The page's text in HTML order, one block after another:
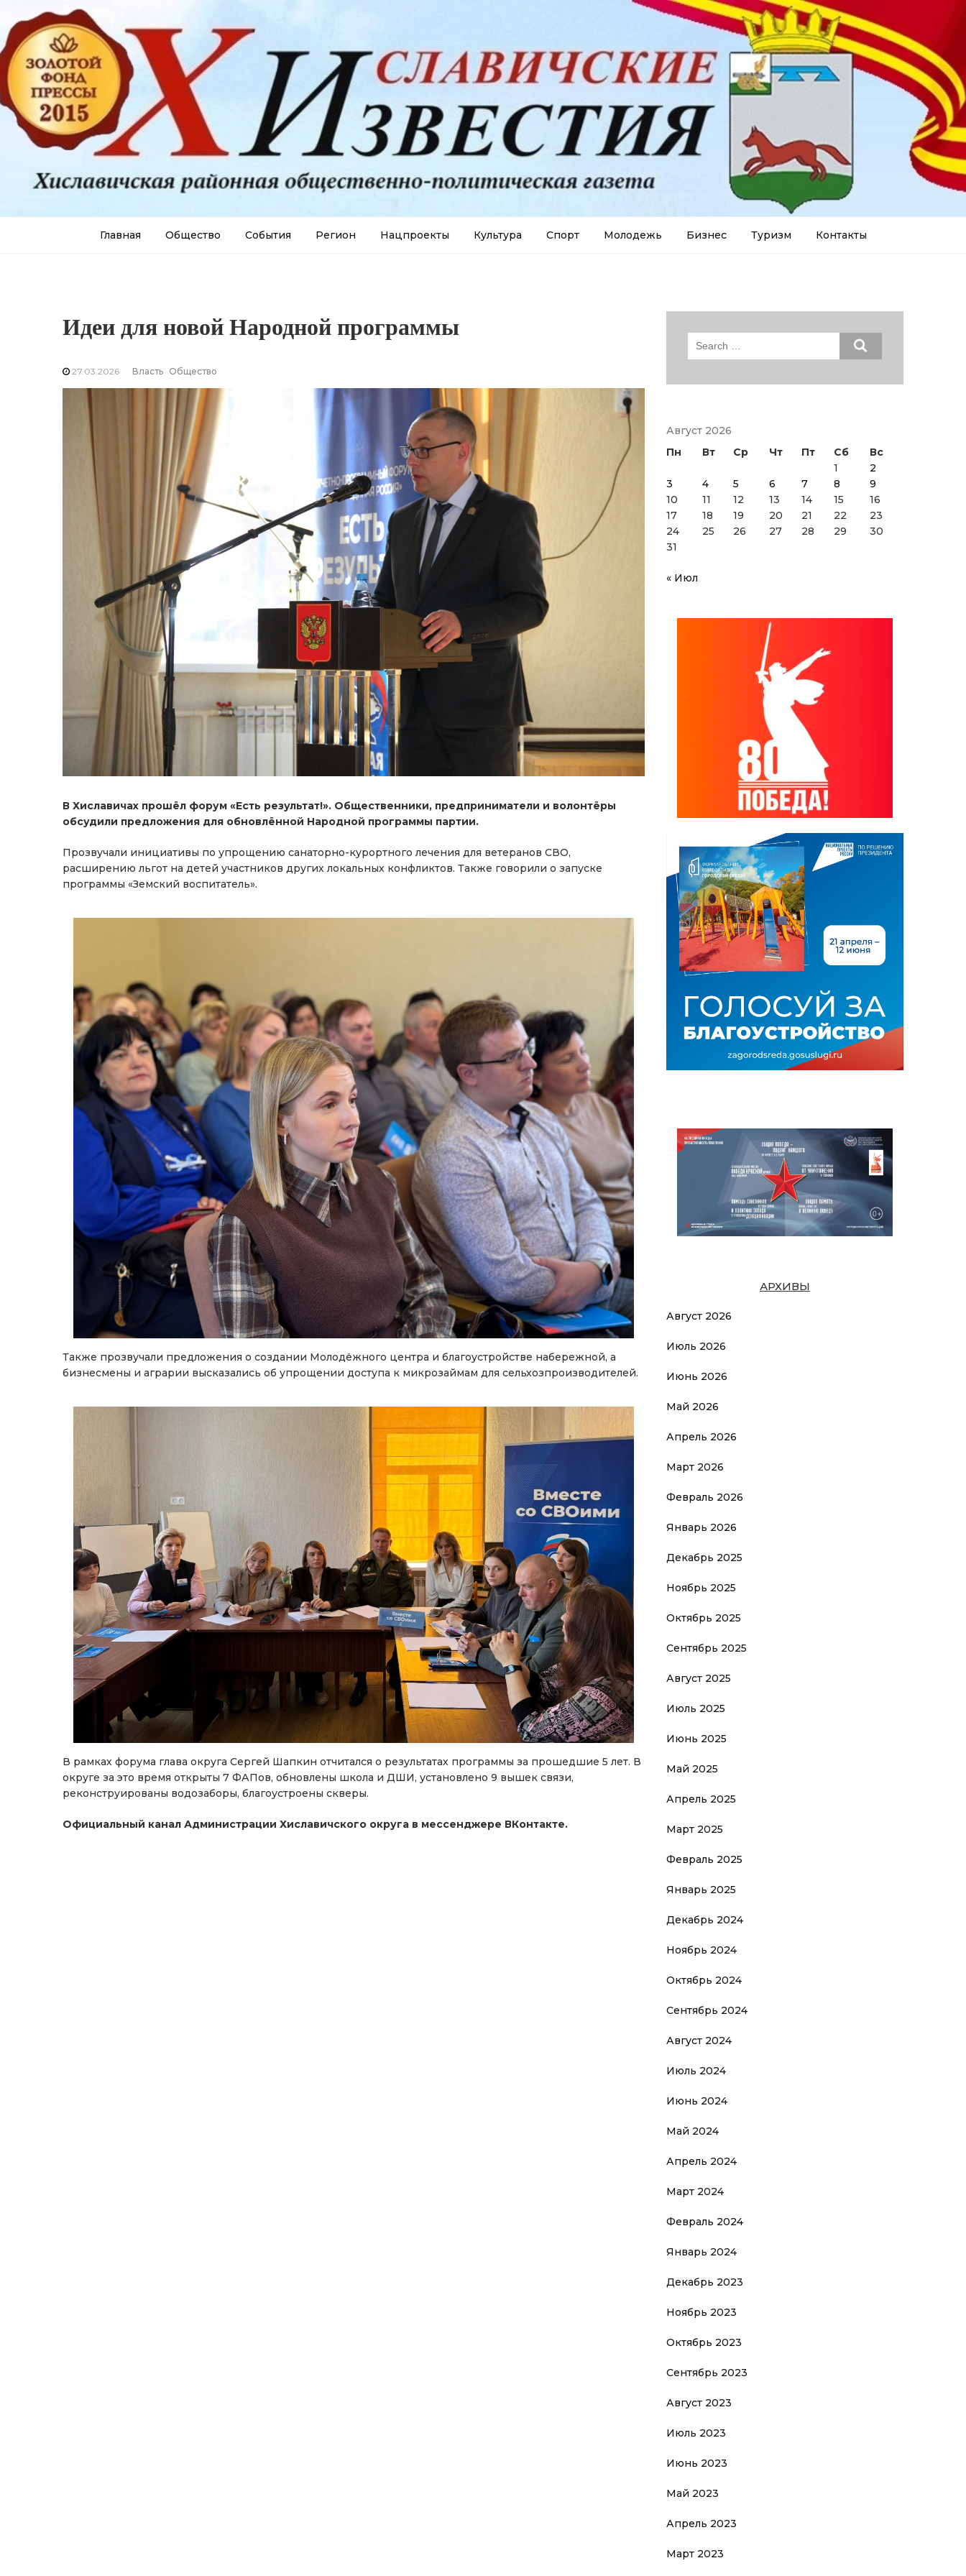
Главная Общество События Регион Нацпроекты Культура Спорт Молодежь Бизнес Туризм Контакты
Идеи для новой Народной программы
27.03.2026 Власть Общество
В Хиславичах прошёл форум «Есть результат!». Общественники, предприниматели и волонтёры
обсудили предложения для обновлённой Народной программы партии.
Прозвучали инициативы по упрощению санаторно-курортного лечения для ветеранов СВО,
расширению льгот на детей участников других локальных конфликтов. Также говорили о запуске
программы «Земский воспитатель».
Также прозвучали предложения о создании Молодёжного центра и благоустройстве набережной, а
бизнесмены и аграрии высказались об упрощении доступа к микрозаймам для сельхозпроизводителей.
В рамках форума глава округа Сергей Шапкин отчитался о результатах программы за прошедшие 5 лет. В
округе за это время открыты 7 ФАПов, обновлены школа и ДШИ, установлено 9 вышек связи,
реконструированы водозаборы, благоустроены скверы.
Официальный канал Администрации Хиславичского округа в мессенджере ВКонтакте.
Search
Август 2026
Пн
Вт Ср Чт Пт Сб
Вс
1
2
3
4 5 6 7 8
9
10
11 12 13 14 15
16
17
18 19 20 21 22
23
24
25 26 27 28 29
30
31
« Июл
АРХИВЫ
Август 2026
Июль 2026
Июнь 2026
Май 2026
Апрель 2026
Март 2026
Февраль 2026
Январь 2026
Декабрь 2025
Ноябрь 2025
Октябрь 2025
Сентябрь 2025
Август 2025
Июль 2025
Июнь 2025
Май 2025
Апрель 2025
Март 2025
Февраль 2025
Январь 2025
Декабрь 2024
Ноябрь 2024
Октябрь 2024
Сентябрь 2024
Август 2024
Июль 2024
Июнь 2024
Май 2024
Апрель 2024
Март 2024
Февраль 2024
Январь 2024
Декабрь 2023
Ноябрь 2023
Октябрь 2023
Сентябрь 2023
Август 2023
Июль 2023
Июнь 2023
Май 2023
Апрель 2023
Март 2023